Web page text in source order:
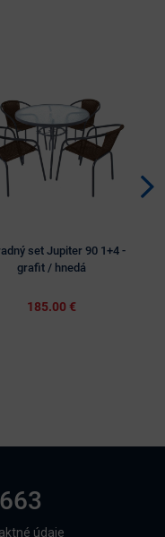
set Jupiter 90 1+4 -
grafit / hnedá
185.00 €
údaje